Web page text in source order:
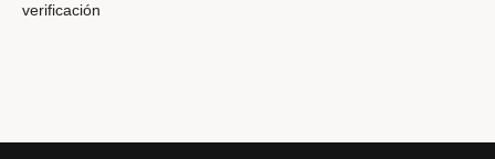
verificación